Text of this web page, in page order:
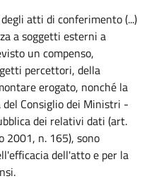
atti di conferimento (...)
a soggetti esterni a
un compenso,
percettori, della
erogato, nonché la
Consiglio dei Ministri -
dei relativi dati (art.
2001, n. 165), sono
dell'atto e per la